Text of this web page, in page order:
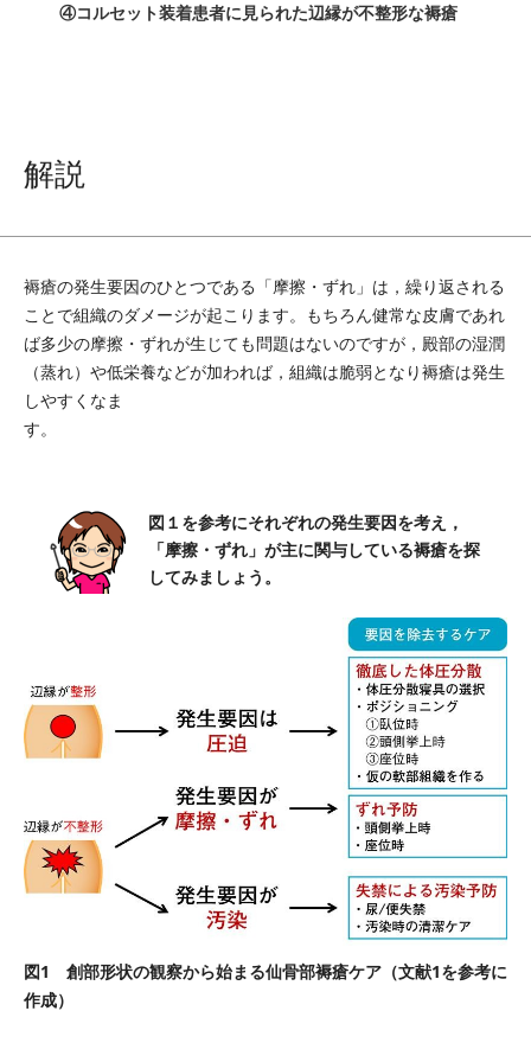
④コルセット装着患者に見られた辺縁が不整形な褥瘡
解説
褥瘡の発生要因のひとつである「摩擦・ずれ」は，繰り返される
ことで組織のダメージが起こります。もちろん健常な皮膚であれ
ば多少の摩擦・ずれが生じても問題はないのですが，殿部の湿潤
（蒸れ）や低栄養などが加われば，組織は脆弱となり褥瘡は発生
しやすくなま
す。
図１を参考にそれぞれの発生要因を考え，
「摩擦・ずれ」が主に関与している褥瘡を探
してみましょう。
図1 創部形状の観察から始まる仙骨部褥瘡ケア（文献1を参考に
作成）